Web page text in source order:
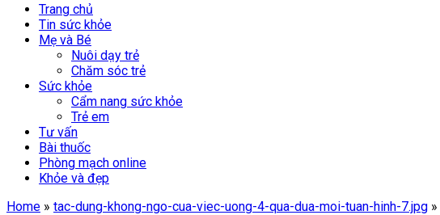
Trang chủ
Tin sức khỏe
Mẹ và Bé
Nuôi dạy trẻ
Chăm sóc trẻ
Sức khỏe
Cẩm nang sức khỏe
Trẻ em
Tư vấn
Bài thuốc
Phòng mạch online
Khỏe và đẹp
Home » tac-dung-khong-ngo-cua-viec-uong-4-qua-dua-moi-tuan-hinh-7.jpg »